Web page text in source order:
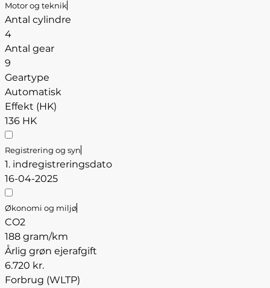
Motor og teknik
Antal cylindre
4
Antal gear
9
Geartype
Automatisk
Effekt (HK)
136 HK
Registrering og syn
1. indregistreringsdato
16-04-2025
Økonomi og miljø
CO2
188 gram/km
Årlig grøn ejerafgift
6.720 kr.
Forbrug (WLTP)